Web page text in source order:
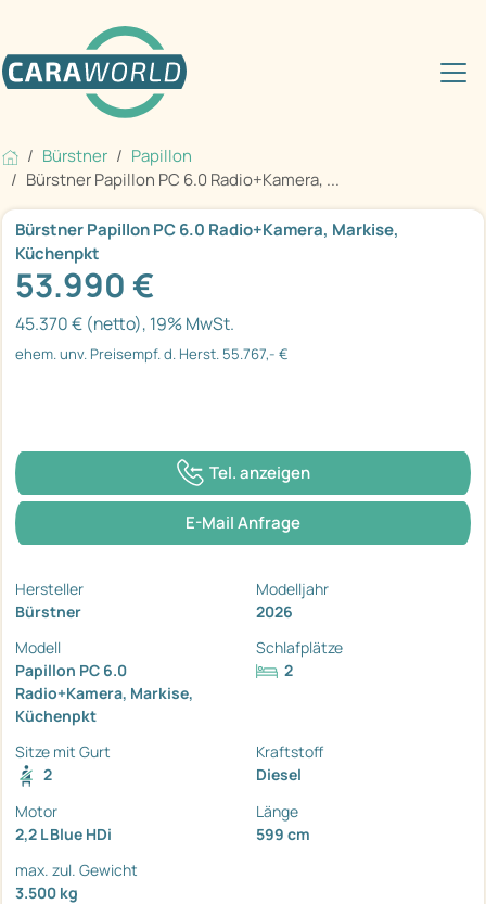
Bürstner
Papillon
Bürstner Papillon PC 6.0 Radio+Kamera, ...
Bürstner Papillon PC 6.0 Radio+Kamera, Markise,
Küchenpkt
53.990 €
45.370 € (netto), 19% MwSt.
ehem. unv. Preisempf. d. Herst. 55.767,- €
Tel. anzeigen
E-Mail Anfrage
Hersteller
Bürstner
Modelljahr
2026
Modell
Papillon PC 6.0
Radio+Kamera, Markise,
Küchenpkt
Schlafplätze
2
Sitze mit Gurt
2
Kraftstoff
Diesel
Motor
2,2 L Blue HDi
Länge
599 cm
max. zul. Gewicht
3.500 kg